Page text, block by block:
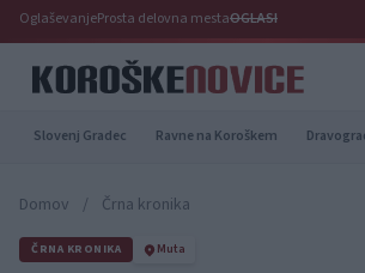
OglaševanjeProsta delovna mestaOGLASI
Slovenj Gradec Ravne na Koroškem
Domov / Črna kronika
ČRNA KRONIKA Muta